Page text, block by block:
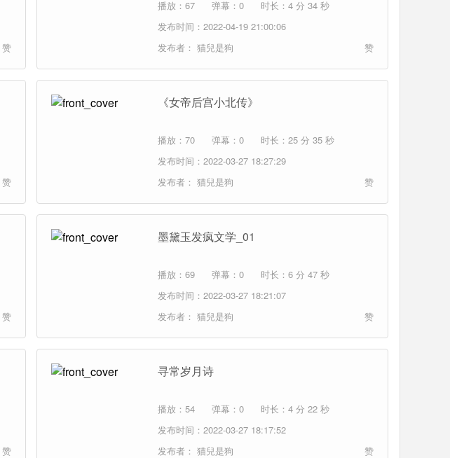
赞
播放：67 弹幕：0
时长：4 分 34 秒
发布时间：2022-04-19 21:00:06
发布者： 猫兒是狗 赞
赞
《女帝后宫小北传》
播放：70 弹幕：0
时长：25 分 35 秒
发布时间：2022-03-27 18:27:29
发布者： 猫兒是狗 赞
赞
墨黛玉发疯文学_01
播放：69 弹幕：0
时长：6 分 47 秒
发布时间：2022-03-27 18:21:07
发布者： 猫兒是狗 赞
赞
寻常岁月诗
播放：54 弹幕：0
时长：4 分 22 秒
发布时间：2022-03-27 18:17:52
发布者： 猫兒是狗 赞